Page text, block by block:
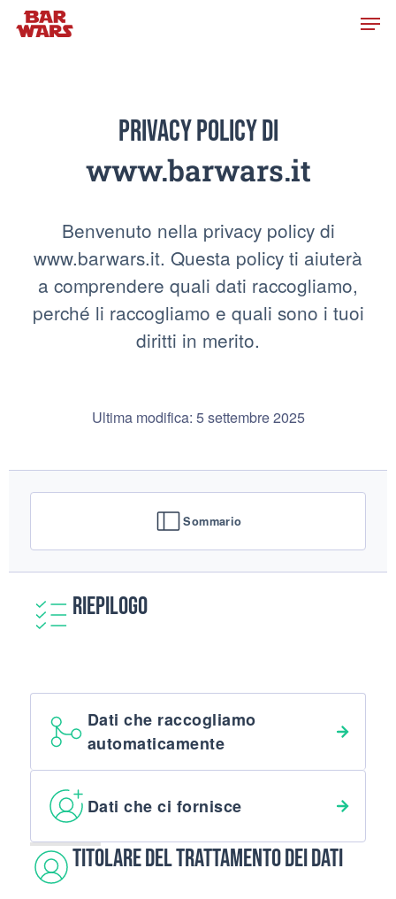
Skip
Privacy Policy di
www.barwars.it
Benvenuto nella privacy policy di
www.barwars.it. Questa policy ti aiuterà
a comprendere quali dati raccogliamo,
perché li raccogliamo e quali sono i tuoi
diritti in merito.
Ultima modifica: 5 settembre 2025
Sommario
Riepilogo
Dati che raccogliamo
automaticamente
Dati che ci fornisce
Titolare del Trattamento dei Dati